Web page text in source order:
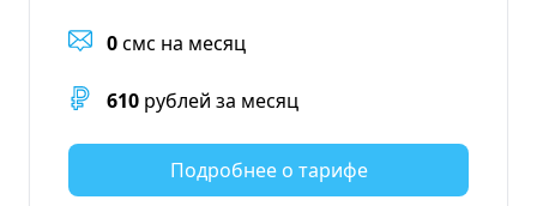
0смс на месяц
610 рублей за месяц
Подробнее о тарифе